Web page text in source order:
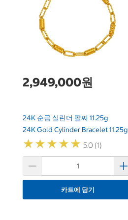
2,949,000원
24K 순금 실린더 팔찌 11.25g
24K Gold Cylinder Bracelet 11.25g
★★★★★
★★★★★ 5.0 (1)
카트에 담기